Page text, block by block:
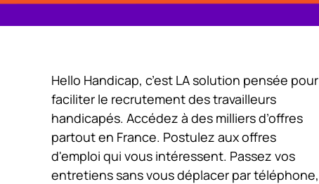
Hello Handicap, c’est LA solution pensée pour
faciliter le recrutement des travailleurs
handicapés. Accédez à des milliers d’offres
partout en France. Postulez aux offres
d'emploi qui vous intéressent. Passez vos
entretiens sans vous déplacer par téléphone,